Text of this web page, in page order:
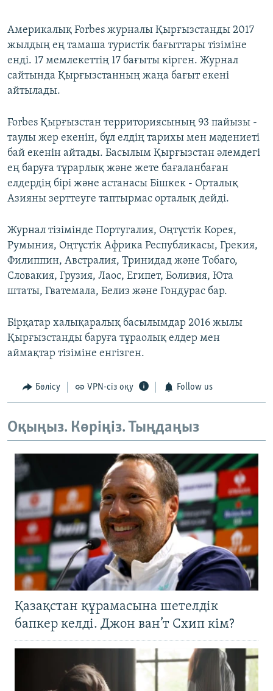
Америкалық Forbes журналы Қырғызстанды 2017
жылдың ең тамаша туристік бағыттары тізіміне
енді. 17 мемлекеттің 17 бағыты кірген. Журнал
сайтында Қырғызстанның жаңа бағыт екені
айтылады.
Forbes Қырғызстан территориясының 93 пайызы -
таулы жер екенін, бұл елдің тарихы мен мәдениеті
бай екенін айтады. Басылым Қырғызстан әлемдегі
ең баруға тұрарлық және жете бағаланбаған
елдердің бірі және астанасы Бішкек - Орталық
Азияны зерттеуге таптырмас орталық дейді.
Журнал тізімінде Португалия, Оңтүстік Корея,
Румыния, Оңтүстік Африка Республикасы, Грекия,
Филиппин, Австралия, Тринидад және Тобаго,
Словакия, Грузия, Лаос, Египет, Боливия, Юта
штаты, Гватемала, Белиз және Гондурас бар.
Бірқатар халықаралық басылымдар 2016 жылы
Қырғызстанды баруға тұраолық елдер мен
аймақтар тізіміне енгізген.
Бөлісу VPN-сіз оқу Follow us
Оқыңыз. Көріңіз. Тыңдаңыз
Қазақстан құрамасына шетелдік
бапкер келді. Джон ван’т Схип кім?